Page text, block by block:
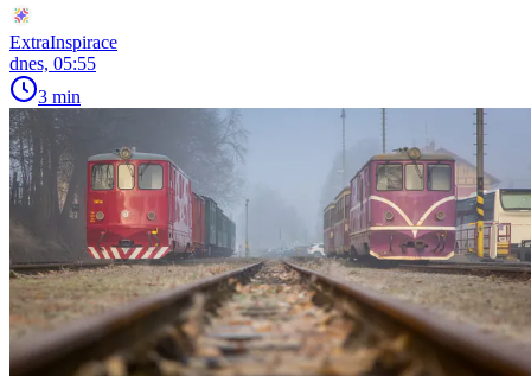
ExtraInspirace
dnes, 05:55
3 min